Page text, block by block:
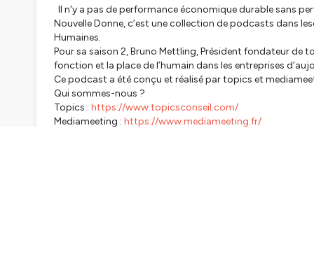
Il n'y a pas de performance économique durable sans
Nouvelle Donne, c’est une collection de podcasts dans
Humaines.
Pour sa saison 2, Bruno Mettling, Président fondateur de
fonction et la place de l’humain dans les entreprises
Ce podcast a été conçu et réalisé par topics et
Qui sommes-nous ?
Topics : https://www.topicsconseil.com/
Mediameeting : https://www.mediameeting.fr/